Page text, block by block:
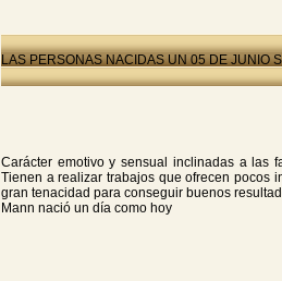
LAS PERSONAS NACIDAS UN 05 DE JUNIO
Carácter emotivo y sensual inclinadas a las
Tienen a realizar trabajos que ofrecen pocos
gran tenacidad para conseguir buenos
Mann nació un día como hoy